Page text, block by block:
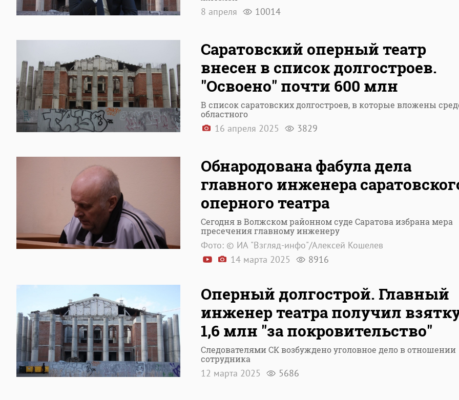
8 апреля 10014
Саратовский оперный театр
внесен в список долгостроев.
"Освоено" почти 600 млн
В список саратовских долгостроев, в которые вложены
областного
16 апреля 2025 3829
Обнародована фабула дела
главного инженера
оперного театра
Сегодня в Волжском районном суде Саратова избрана мера
пресечения главному инженеру
Фото: © ИА "Взгляд-инфо"/Алексей Кошелев
14 марта 2025
8916
Оперный долгострой. Главный
инженер театра получил
1,6 млн "за покровительство"
Следователями СК возбуждено уголовное дело в отношении
сотрудника
12 марта 2025 5686